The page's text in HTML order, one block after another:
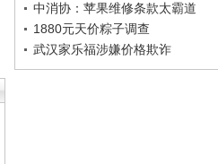
中消协：苹果维修条款太霸道
1880元天价粽子调查
武汉家乐福涉嫌价格欺诈